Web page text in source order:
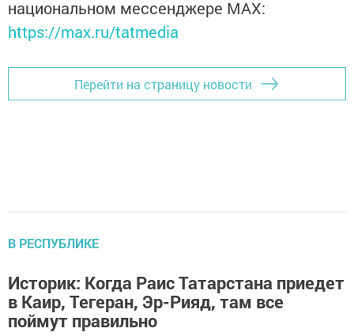
национальном мессенджере MАХ:
https://max.ru/tatmedia
Перейти на страницу новости
В РЕСПУБЛИКЕ
Историк: Когда Раис Татарстана приедет
в Каир, Тегеран, Эр-Рияд, там все
поймут правильно